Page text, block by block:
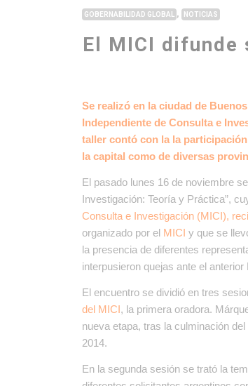
GOBERNABILIDAD GLOBAL , NOTICIAS
El MICI difunde
Se realizó en la ciudad de
Independiente de Consulta e
taller contó con la la
la capital como de diversas
El pasado lunes 16 de noviembre
Investigación: Teoría y Práctica”,
Consulta e Investigación (MICI),
organizado por el MICI y que se
la presencia de diferentes
interpusieron quejas ante el
El encuentro se dividió en tres
del MICI, la primera oradora.
nueva etapa, tras la culminación del
2014.
En la segunda sesión se trató la